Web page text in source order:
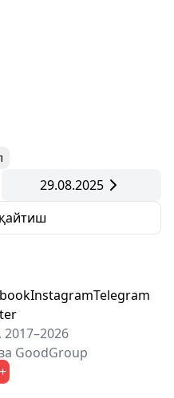
29.08.2025
InstagramTelegram
GoodGroup